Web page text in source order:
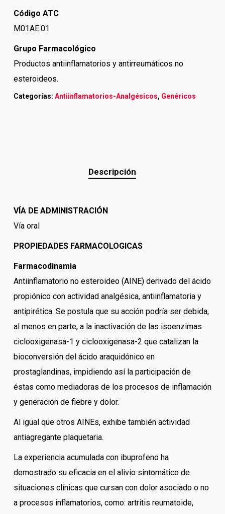
Código ATC
M01AE.01
Grupo Farmacológico
Productos antiinflamatorios y antirreumáticos no
esteroideos.
Categorías: Antiinflamatorios-Analgésicos, Genéricos
Descripción
VÍA DE ADMINISTRACIÓN
Vía oral
PROPIEDADES FARMACOLOGICAS
Farmacodinamia
Antiinflamatorio no esteroideo (AINE) derivado del ácido
propiónico con actividad analgésica, antiinflamatoria y
antipirética. Se postula que su acción podría ser debida,
al menos en parte, a la inactivación de las isoenzimas
ciclooxigenasa-1 y ciclooxigenasa-2 que catalizan la
bioconversión del ácido araquidónico en
prostaglandinas, impidiendo así la participación de
éstas como mediadoras de los procesos de inflamación
y generación de fiebre y dolor.
Al igual que otros AINEs, exhibe también actividad
antiagregante plaquetaria.
La experiencia acumulada con ibuprofeno ha
demostrado su eficacia en el alivio sintomático de
situaciones clínicas que cursan con dolor asociado o no
a procesos inflamatorios, como: artritis reumatoide,